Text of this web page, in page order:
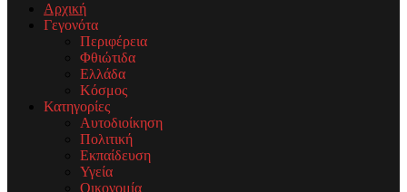
Αρχική
Γεγονότα
Περιφέρεια
Φθιώτιδα
Ελλάδα
Κόσμος
Κατηγορίες
Αυτοδιοίκηση
Πολιτική
Εκπαίδευση
Υγεία
Οικονομία